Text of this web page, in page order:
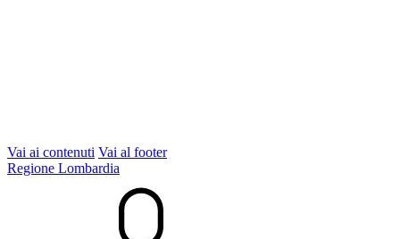
Vai ai contenuti Vai al footer
Regione Lombardia